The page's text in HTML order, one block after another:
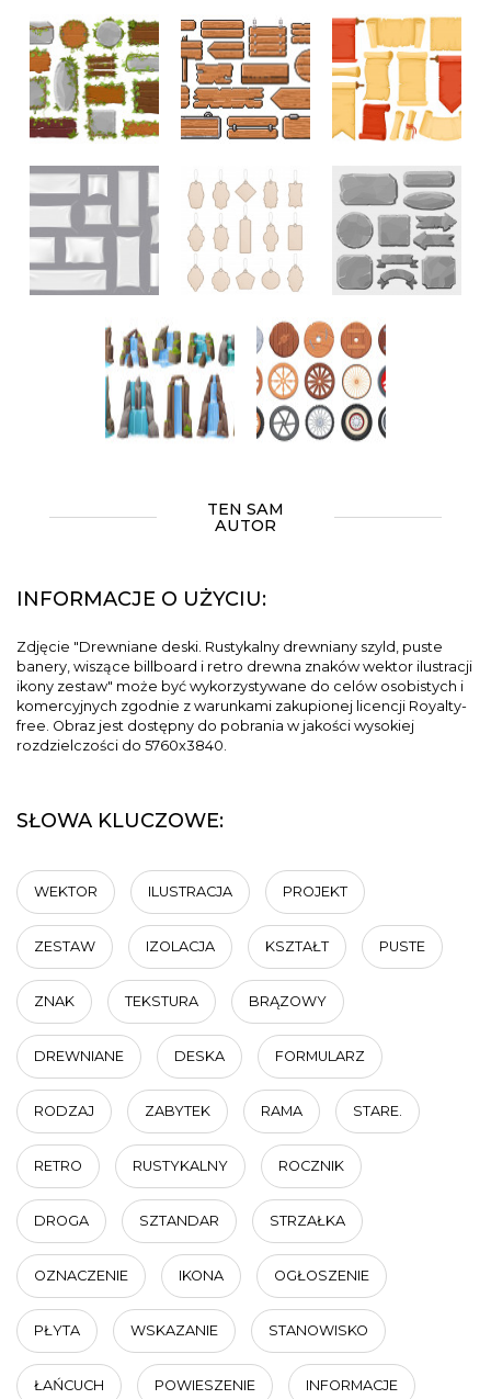
TEN SAM
AUTOR
INFORMACJE O UŻYCIU:
Zdjęcie "Drewniane deski. Rustykalny drewniany szyld, puste
banery, wiszące billboard i retro drewna znaków wektor ilustracji
ikony zestaw" może być wykorzystywane do celów osobistych i
komercyjnych zgodnie z warunkami zakupionej licencji Royalty-
free. Obraz jest dostępny do pobrania w jakości wysokiej
rozdzielczości do 5760x3840.
SŁOWA KLUCZOWE:
WEKTOR ILUSTRACJA PROJEKT
ZESTAW IZOLACJA KSZTAŁT PUSTE
ZNAK TEKSTURA BRĄZOWY
DREWNIANE DESKA FORMULARZ
RODZAJ ZABYTEK RAMA STARE.
RETRO RUSTYKALNY ROCZNIK
DROGA SZTANDAR STRZAŁKA
OZNACZENIE IKONA OGŁOSZENIE
PŁYTA WSKAZANIE STANOWISKO
ŁAŃCUCH POWIESZENIE INFORMACJE